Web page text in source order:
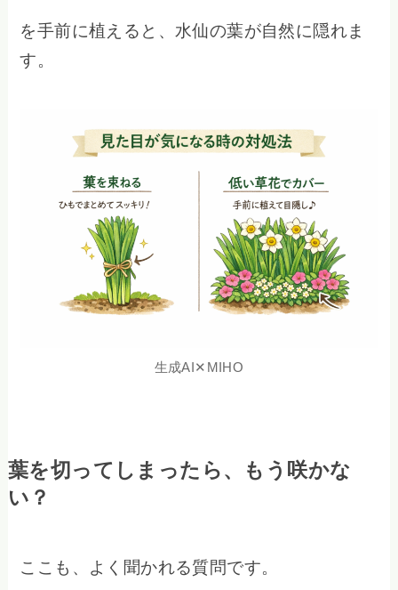
を手前に植えると、水仙の葉が自然に隠れま
す。
生成AI✕MIHO
葉を切ってしまったら、もう咲かな
い？
ここも、よく聞かれる質問です。